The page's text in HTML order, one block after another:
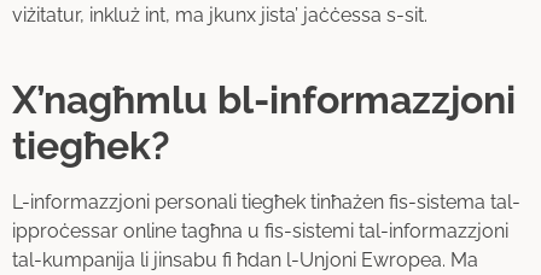
viżitatur, inkluż int, ma jkunx jista’ jaċċessa s-sit.
X’nagħmlu bl-informazzjoni
tiegħek?
L-informazzjoni personali tiegħek tinħażen fis-sistema tal-
ipproċessar online tagħna u fis-sistemi tal-informazzjoni
tal-kumpanija li jinsabu fi ħdan l-Unjoni Ewropea. Ma